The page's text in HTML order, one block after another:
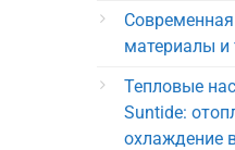
материалы и
Тепловые
Suntide:
охлаждение